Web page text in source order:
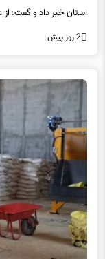
استان خبر داد و گفت: از
2 روز پیش